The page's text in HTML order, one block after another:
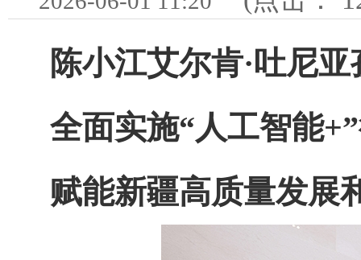
陈小江艾尔肯·吐尼
全面实施“人工智能
赋能新疆高质量发展